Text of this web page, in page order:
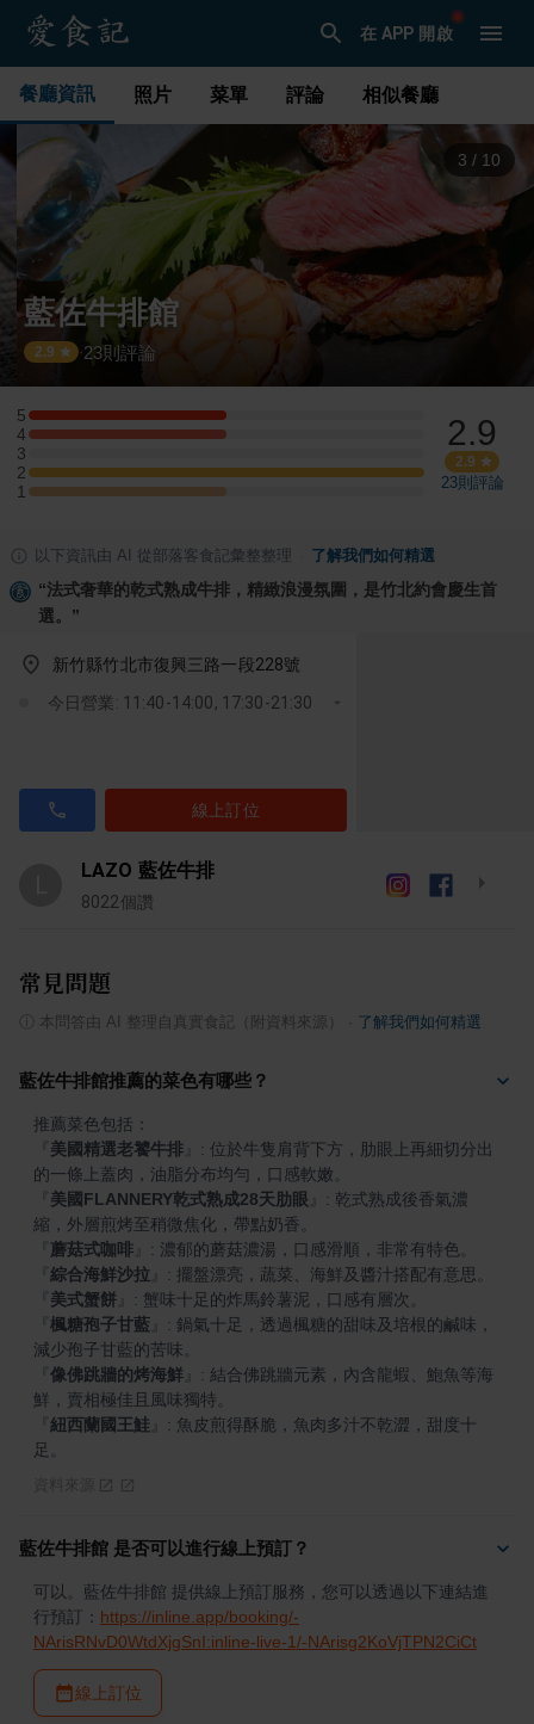
在 APP 開啟
餐廳資訊 照片 菜單 評論 相似餐廳
3 / 10
藍佐牛排館
2.9 ·23則評論
5
5 星：1 則評論
4
4 星：1 則評論
3
3 星：0 則評論
2
2 星：2 則評論
1
1 星：1 則評論
2.9
2.9
23則評論
以下資訊由 AI 從部落客食記彙整整理 了解我們如何精選
“法式奢華的乾式熟成牛排，精緻浪漫氛圍，是竹北約會慶生首
選。 ”
新竹縣竹北市復興三路一段228號
今日營業: 11:40-14:00, 17:30-21:30
線上訂位
LAZO 藍佐牛排
8022個讚
常見問題
本問答由 AI 整理自真實食記（附資料來源） 了解我們如何精選
藍佐牛排館推薦的菜色有哪些？
美國精選老饕牛排
: 位於牛隻肩背下方，肋眼上再細切分出
美國FLANNERY乾式熟成28天肋眼
: 乾式熟成後香氣濃
蘑菇式咖啡
綜合海鮮沙拉
美式蟹餅
楓糖孢子甘藍
: 鍋氣十足，透過楓糖的甜味及培根的鹹味，
像佛跳牆的烤海鮮
: 結合佛跳牆元素，內含龍蝦、鮑魚等海
紐西蘭國王鮭
: 魚皮煎得酥脆，魚肉多汁不乾澀，甜度十
足。
藍佐牛排館 是否可以進行線上預訂？
可以。藍佐牛排館 提供線上預訂服務，您可以透過以下連結進
行預訂： https://inline.app/booking/-
NArisRNvD0WtdXjgSnI:inline-live-1/-NArisg2KoVjTPN2CiCt
線上訂位